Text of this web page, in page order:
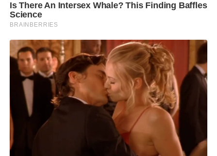
Is There An Intersex Whale? This Finding Baffles
Science
BRAINBERRIES